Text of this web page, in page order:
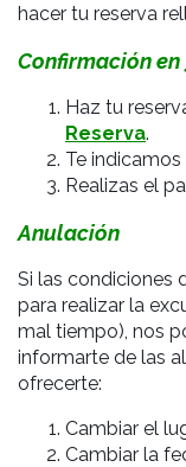
hacer tu reserva
Confirmación en
Haz tu
Reserva.
Te
Realizas el
Anulación
Si las condiciones
para realizar la
mal tiempo), nos
informarte de las
ofrecerte:
Cambiar el
Cambiar la